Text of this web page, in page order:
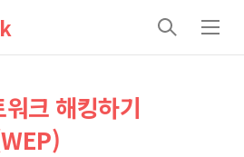
검
메
크 해킹하기